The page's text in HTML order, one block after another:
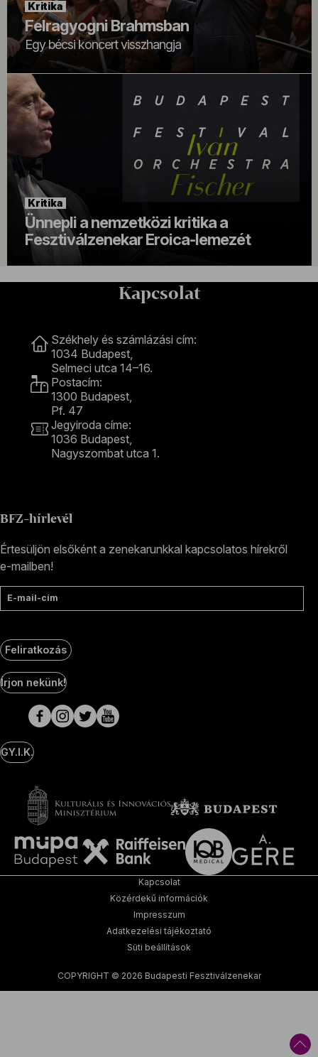
Kritika
Felragyogni Brahmsban
Egy bécsi koncert visszhangja
Kritika
Ünnepli a nemzetközi kritika a
Fesztiválzenekar Eroica-lemezét
Kapcsolat
Székhely és számlázási cím:
1034 Budapest,
Selmeci utca 14–16.
Postacím:
1300 Budapest,
Pf. 47
Jegyiroda címe:
1036 Budapest,
Nagyszombat utca 1.
BFZ-hírlevél
Értesüljön elsőként a zenekarunkkal kapcsolatos hírekről
e-mailben!
E-mail-cím
Feliratkozás
Social
Media
oldalak
Írjon nekünk!
GY.I.K.
COPYRIGHT © 2026 Budapesti Fesztiválzenekar
Kapcsolat
Közérdekű információk
Impresszum
Adatkezelési tájékoztató
Süti beállítások